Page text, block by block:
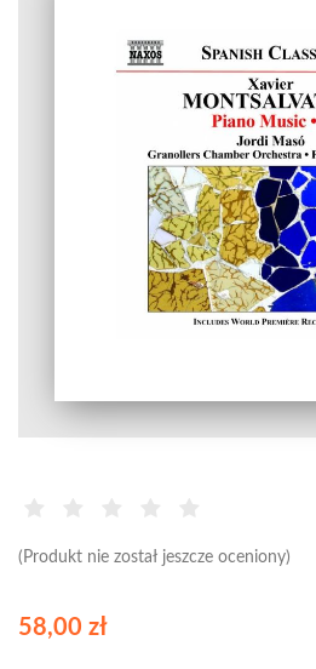
(Produkt nie został jeszcze oceniony)
58,00 zł